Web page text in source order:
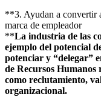
**3. Ayudan a convertir
marca de empleador
**La industria de las
ejemplo del potencial
potenciar y “delegar”
de Recursos
como reclutamiento,
organizacional.